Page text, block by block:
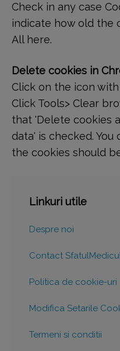
Check in any case
indicate how old the
All here.
Delete cookies in
Click on the icon
Click Tools> Clear
that 'Delete cookies
data' is checked.
the cookies should
Linkuri utile
Despre noi
Contact
Politica de cookie-uri
Modifica Setarile
Termeni si conditii